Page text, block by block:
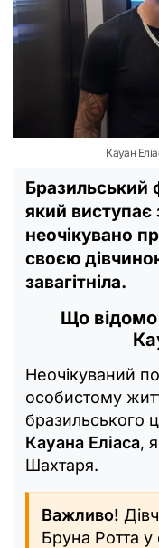
Кауан
Бразильський
який
неочікувано
своєю
завагітніла.
Що
Неочікуваний
особистому
бразильського
Кауана Еліаса,
Шахтаря.
Важливо!
Бруна Ротта